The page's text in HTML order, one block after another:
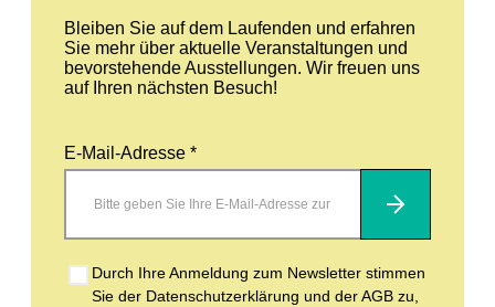
Bleiben Sie auf dem Laufenden und erfahren
Sie mehr über aktuelle Veranstaltungen und
bevorstehende Ausstellungen. Wir freuen uns
auf Ihren nächsten Besuch!
E-Mail-Adresse *
Abonnieren
Durch Ihre Anmeldung zum Newsletter stimmen
Sie der Datenschutzerklärung und der AGB zu,